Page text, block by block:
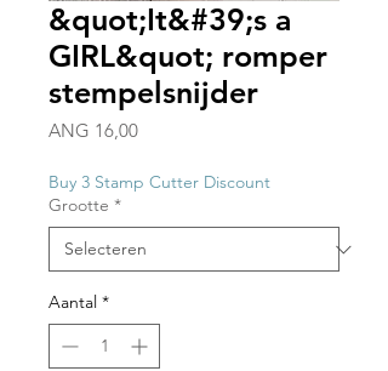
&quot;It&#39;s a
GIRL&quot; romper
stempelsnijder
ANG 16,00Prijs
Buy 3 Stamp Cutter Discount
Grootte *
Aantal *